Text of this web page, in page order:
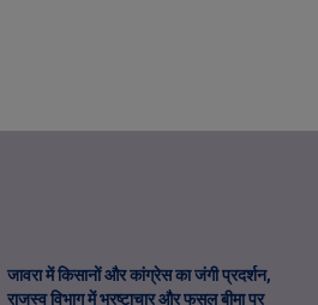
जावरा में किसानों और कांग्रेस का जंगी प्रदर्शन,
राजस्व विभाग में भ्रष्टाचार और फसल बीमा पर